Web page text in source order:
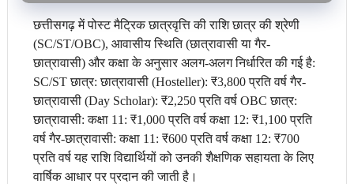
छत्तीसगढ़ में पोस्ट मैट्रिक छात्रवृत्ति की राशि छात्र की श्रेणी
(SC/ST/OBC), आवासीय स्थिति (छात्रावासी या गैर-
छात्रावासी) और कक्षा के अनुसार अलग-अलग निर्धारित की गई है:
SC/ST छात्र: छात्रावासी (Hosteller): ₹3,800 प्रति वर्ष गैर-
छात्रावासी (Day Scholar): ₹2,250 प्रति वर्ष OBC छात्र:
छात्रावासी: कक्षा 11: ₹1,000 प्रति वर्ष कक्षा 12: ₹1,100 प्रति
वर्ष गैर-छात्रावासी: कक्षा 11: ₹600 प्रति वर्ष कक्षा 12: ₹700
प्रति वर्ष यह राशि विद्यार्थियों को उनकी शैक्षणिक सहायता के लिए
वार्षिक आधार पर प्रदान की जाती है।